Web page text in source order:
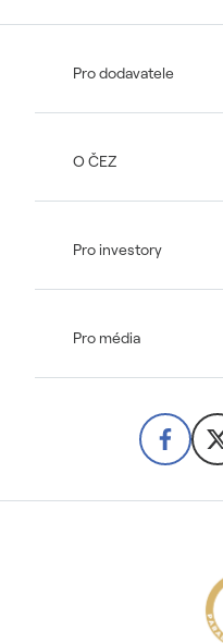
Pro dodavatele
O ČEZ
Pro investory
Pro média